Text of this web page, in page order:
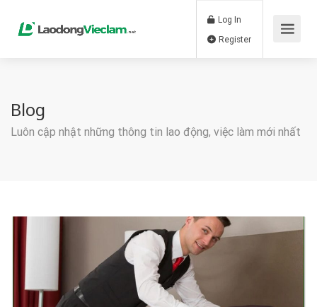
Log In
Blog
Luôn cập nhật những thông tin lao động, việc làm mới nhất